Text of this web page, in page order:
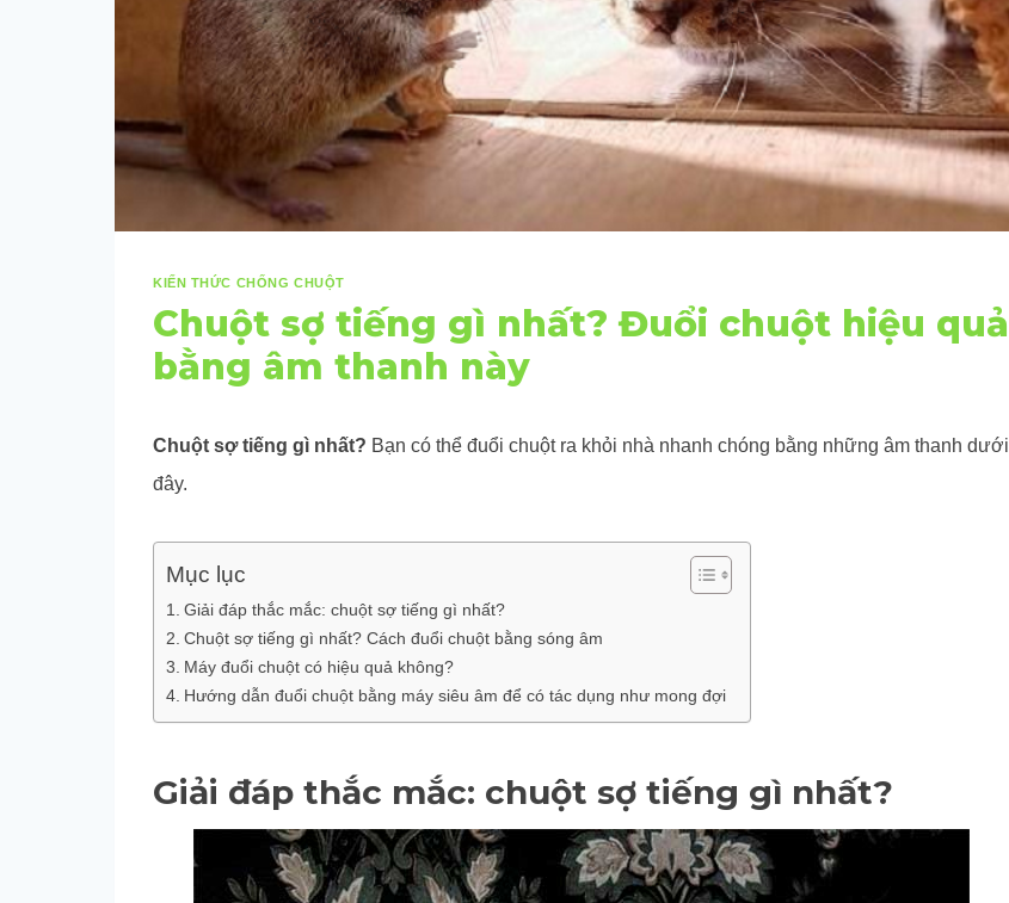
KIẾN THỨC CHỐNG CHUỘT
Chuột sợ tiếng gì nhất? Đuổi chuột hiệu quả
bằng âm thanh này
Chuột sợ tiếng gì nhất? Bạn có thể đuổi chuột ra khỏi nhà nhanh chóng bằng những âm thanh dưới
đây.
Mục lục
Giải đáp thắc mắc: chuột sợ tiếng gì nhất?
Chuột sợ tiếng gì nhất? Cách đuổi chuột bằng sóng âm
Máy đuổi chuột có hiệu quả không?
Hướng dẫn đuổi chuột bằng máy siêu âm để có tác dụng như mong đợi
Giải đáp thắc mắc: chuột sợ tiếng gì nhất?